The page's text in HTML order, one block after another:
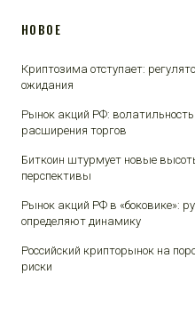
НОВОЕ
Криптозима отступает:
ожидания
Рынок акций РФ:
расширения торгов
Биткоин штурмует новые
перспективы
Рынок акций РФ в «боковике»:
определяют динамику
Российский крипторынок на
риски